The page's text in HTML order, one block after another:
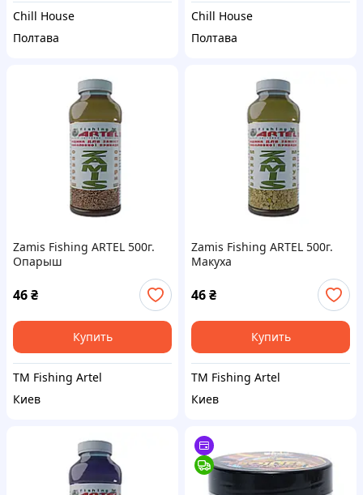
Chill House
Полтава
Chill House
Полтава
Zamis Fishing ARTEL 500г.
Опарыш
46₴
Купить
TM Fishing Artel
Киев
Zamis Fishing ARTEL 500г.
Макуха
46₴
Купить
TM Fishing Artel
Киев